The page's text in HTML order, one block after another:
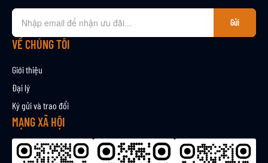
Đ
n
k
n
h
ậ
Gửi
VỀ CHÚNG TÔI
Giới thiệu
Đại lý
Ký gửi và trao đổi
MẠNG XÃ HỘI